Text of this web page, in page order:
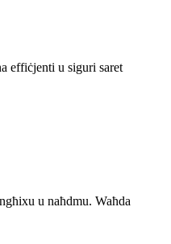
effiċjenti u siguri saret
u naħdmu. Waħda